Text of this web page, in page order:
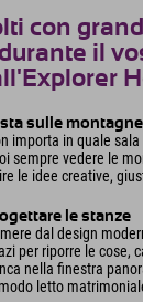
con
il
sulle montagne
importa in quale
sempre vedere le
le idee creative,
le stanze
dal design
per riporre le cose,
nella finestra
letto